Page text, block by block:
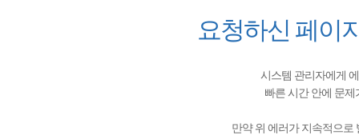
요청하신 페이
시스템 관리자에게
빠른 시간 안에 문
만약 위 에러가 지속적으로